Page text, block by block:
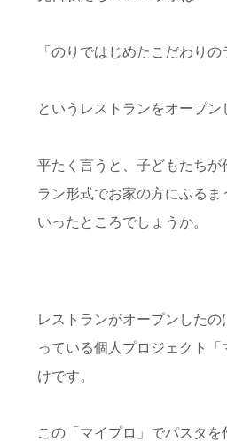
「のりではじめたこだわりの
というレストランをオープン
平たく言うと、子どもたちが
ラン形式でお家の方にふるま
いったところでしょうか。
レストランがオープンした
っている個人プロジェクト
けです。
この「マイプロ」でパスタ